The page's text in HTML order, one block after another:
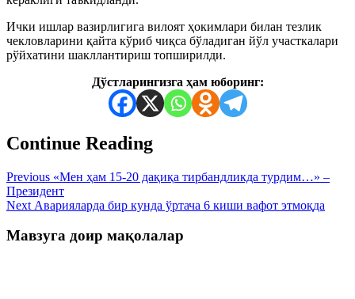
Ички ишлар вазирлигига вилоят ҳокимлари билан тезлик
чекловларини қайта кўриб чиқса бўладиган йўл участкалари
рўйхатини шакллантириш топширилди.
Дўстларингизга ҳам юборинг:
Continue Reading
Previous «Мен ҳам 15-20 дақиқа тирбандликда турдим…» –
Президент
Next Аварияларда бир кунда ўртача 6 киши вафот этмоқда
Мавзуга доир мақолалар